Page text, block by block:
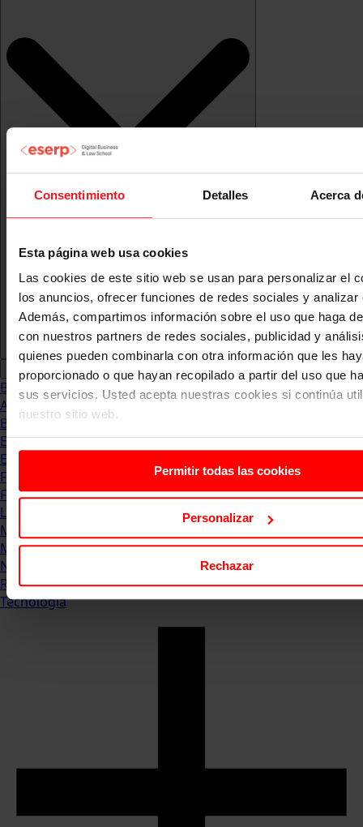
Consentimiento Detalles Acerca
Esta página web usa cookies
Las cookies de este sitio web se usan para personalizar el
los anuncios, ofrecer funciones de redes sociales y analizar
Además, compartimos información sobre el uso que haga
con nuestros partners de redes sociales, publicidad y
quienes pueden combinarla con otra información que les
proporcionado o que hayan recopilado a partir del uso que
sus servicios. Usted acepta nuestras cookies si continúa
nuestro sitio web.
Permitir todas las cookies
Personalizar
Rechazar
Blog
Abogacia
Business
Empleo & Emprendimiento
Empresas
Finanzas
Formación & Estudios
Luxury
Management
Marketing & Comunicación
Negocios
Recursos Humanos
Tecnología